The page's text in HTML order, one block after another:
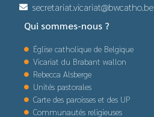
secretariat.vicariat@bwcatho.be
Qui sommes-nous ?
Église catholique de Belgique
Vicariat du Brabant wallon
Rebecca Alsberge
Unités pastorales
Carte des paroisses et des UP
Communautés religieuses